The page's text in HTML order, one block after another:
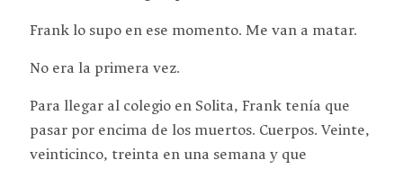
Frank lo supo en ese momento. Me van a matar.
No era la primera vez.
Para llegar al colegio en Solita, Frank tenía que
pasar por encima de los muertos. Cuerpos. Veinte,
veinticinco, treinta en una semana y que